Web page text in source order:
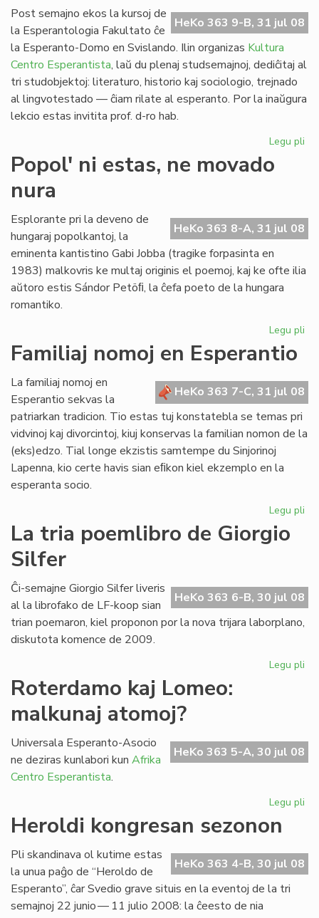
HeKo 363 9-B, 31 jul 08
Post semajno ekos la kursoj de
la Esperantologia Fakultato ĉe
la Esperanto-Domo en Svislando. Ilin organizas Kultura
Centro Esperantista, laŭ du plenaj studsemajnoj, dediĉitaj al
tri studobjektoj: literaturo, historio kaj sociologio, trejnado
al lingvotestado — ĉiam rilate al esperanto. Por la inaŭgura
lekcio estas invitita prof. d-ro hab.
Legu pli
Popol' ni estas, ne movado
nura
HeKo 363 8-A, 31 jul 08
Esplorante pri la deveno de
hungaraj popolkantoj, la
eminenta kantistino Gabi Jobba (tragike forpasinta en
1983) malkovris ke multaj originis el poemoj, kaj ke ofte ilia
aŭtoro estis Sándor Petöﬁ, la ĉefa poeto de la hungara
romantiko.
Legu pli
Familiaj nomoj en Esperantio
HeKo 363 7-C, 31 jul 08
La familiaj nomoj en
Esperantio sekvas la
patriarkan tradicion. Tio estas tuj konstatebla se temas pri
vidvinoj kaj divorcintoj, kiuj konservas la familian nomon de la
(eks)edzo. Tial longe ekzistis samtempe du Sinjorinoj
Lapenna, kio certe havis sian eﬁkon kiel ekzemplo en la
esperanta socio.
Legu pli
La tria poemlibro de Giorgio
Silfer
HeKo 363 6-B, 30 jul 08
Ĉi-semajne Giorgio Silfer liveris
al la librofako de LF-koop sian
trian poemaron, kiel proponon por la nova trijara laborplano,
diskutota komence de 2009.
Legu pli
Roterdamo kaj Lomeo:
malkunaj atomoj?
HeKo 363 5-A, 30 jul 08
Universala Esperanto-Asocio
ne deziras kunlabori kun Afrika
Centro Esperantista.
Legu pli
Heroldi kongresan sezonon
HeKo 363 4-B, 30 jul 08
Pli skandinava ol kutime estas
la unua paĝo de “Heroldo de
Esperanto”, ĉar Svedio grave situis en la eventoj de la tri
semajnoj 22 junio — 11 julio 2008: la ĉeesto de nia